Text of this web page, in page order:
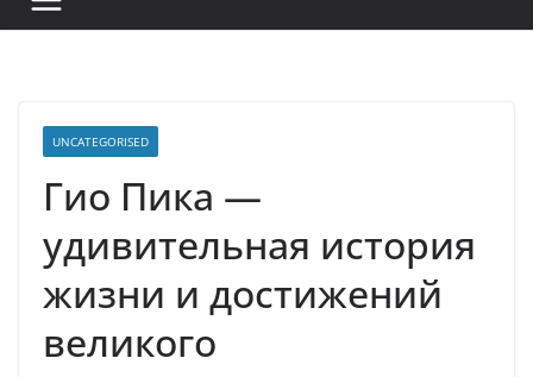
UNCATEGORISED
Гио Пика —
удивительная история
жизни и достижений
великого